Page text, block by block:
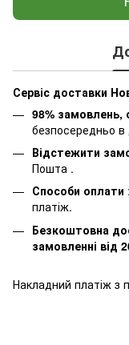
Сервіс доставки
98%
безпосередньо
Відстежити
Пошта .
Способи оплати
платіж.
Безкоштовна
замовленні від
Накладний платіж з